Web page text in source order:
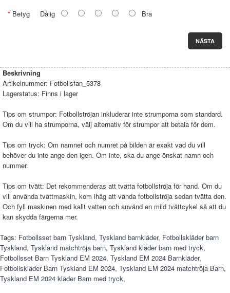
Betyg Dålig Bra
NÄSTA
Beskrivning
Artikelnummer: Fotbollsfan_5378
Lagerstatus: Finns i lager
Tips om strumpor: Fotbollströjan inkluderar inte strumporna som standard.
Om du vill ha strumporna, välj alternativ för strumpor att betala för dem.
Tips om tryck: Om namnet och numret på bilden är exakt vad du vill
behöver du inte ange den igen. Om inte, ska du ange önskat namn och
nummer.
Tips om tvätt: Det rekommenderas att tvätta fotbollströja för hand. Om du
vill använda tvättmaskin, kom ihåg att vända fotbollströja sedan tvätta den.
Och fyll maskinen med kallt vatten och använd en mild tvättcykel så att du
kan skydda färgerna mer.
Tags: Fotbollsset barn Tyskland, Tyskland barnkläder, Fotbollskläder barn
Tyskland, Tyskland matchtröja barn, Tyskland kläder barn med tryck,
Fotbollsset Barn Tyskland EM 2024, Tyskland EM 2024 Barnkläder,
Fotbollskläder Barn Tyskland EM 2024, Tyskland EM 2024 matchtröja Barn,
Tyskland EM 2024 kläder Barn med tryck,